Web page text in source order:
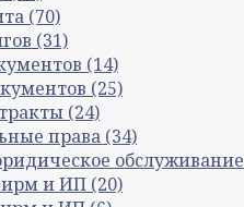
(70)
(31)
(14)
(25)
(24)
права (34)
обслуживание
и ИП (20)